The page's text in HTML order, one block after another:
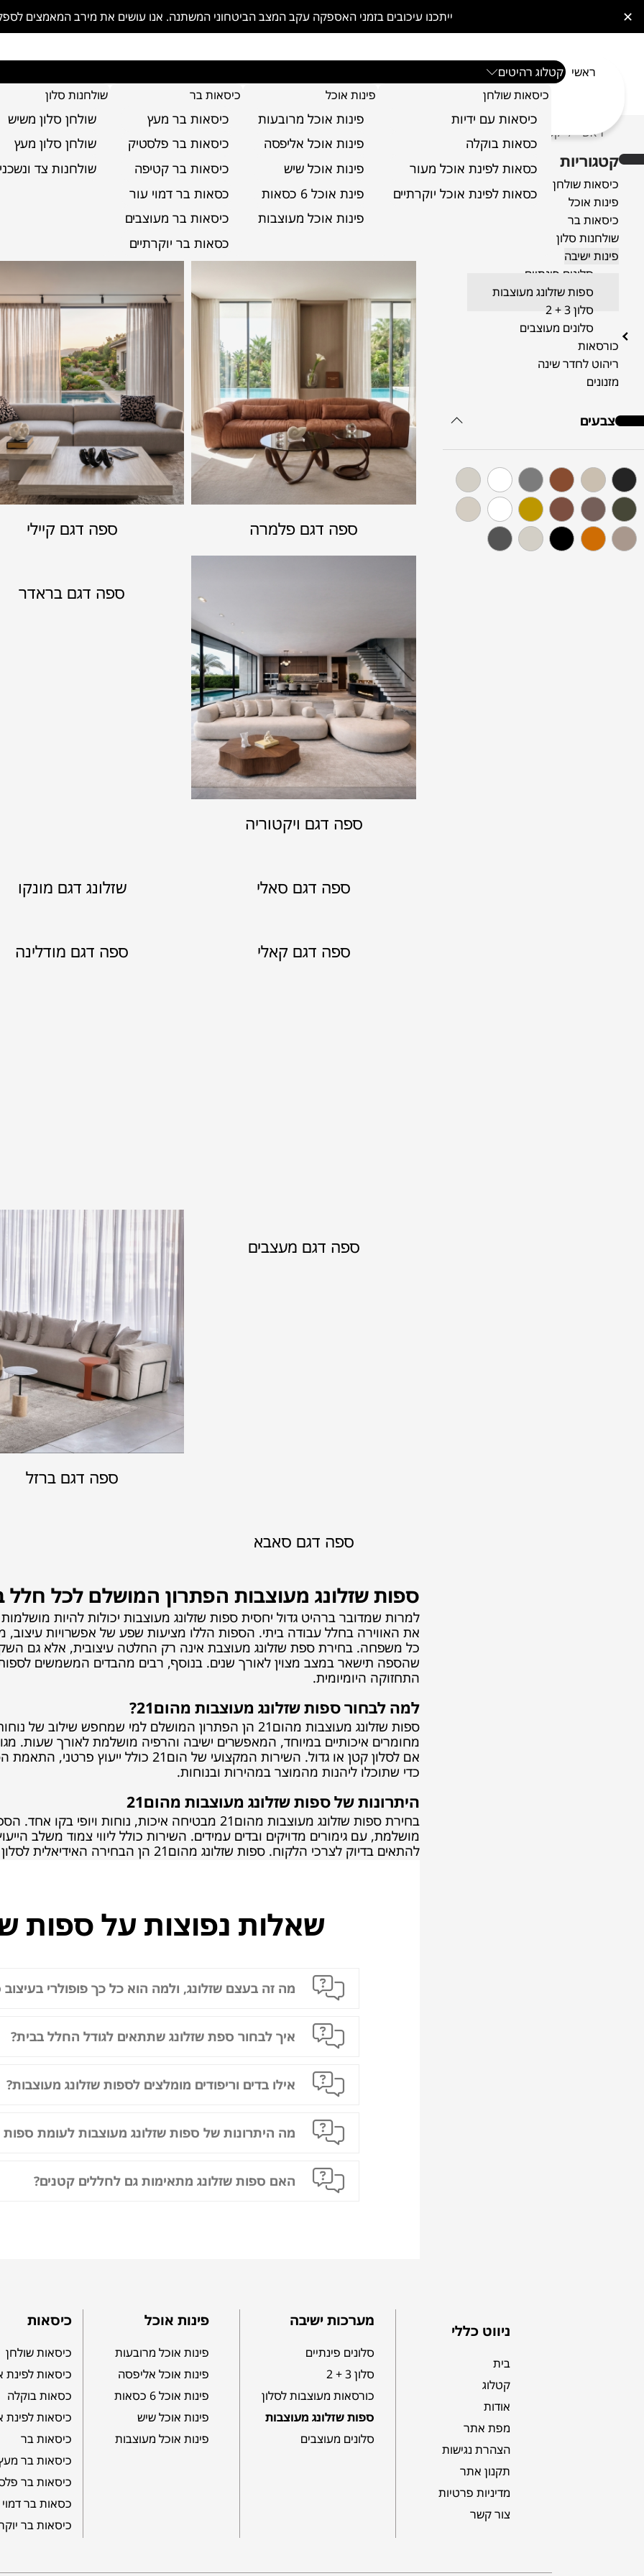
ייתכנו עיכובים בזמני האספקה עקב המצב הביטחוני המשתנה. אנו עושים את מירב המאמצים ✕
ראשי קטלוג רהיטים
כיסאות שולחן
כיסאות עם ידיות
כסאות בוקלה
כסאות לפינת אוכל מעור
כסאות לפינת אוכל יוקרתיים
פינות אוכל
פינות אוכל מרובעות
פינות אוכל אליפסה
פינות אוכל שיש
פינת אוכל 6 כסאות
פינות אוכל מעוצבות
כיסאות בר
כיסאות בר מעץ
כיסאות בר פלסטיק
כיסאות בר קטיפה
כסאות בר דמוי עור
כיסאות בר מעוצבים
כסאות בר יוקרתיים
שולחנות סלון
שולחן סלון משיש
שולחן סלון מעץ
שולחנות צד
ראשי / קטלוג רהיטים
קטגוריות
כיסאות שולחן
פינות אוכל
כיסאות בר
שולחנות סלון
פינות ישיבה
סלונים פינתיים
ספות שזלונג מעוצבות
סלון 3 + 2
סלונים מעוצבים
כורסאות
ריהוט לחדר שינה
מזנונים
צבעים
ספות שזלונג מעוצבות
ספות שזלונג מעוצבות משלבות בין נוחות מרבית לעיצוב מתוחכם. הן
להירגע בסוף יום עמוס. עם מגוון רחב של אפשרויות עיצוב והתאמה אישית,
ספה דגם פלמרה ספה דגם קיילי
ספה דגם ויקטוריה
ספה דגם בראדר
ספה דגם סאלי שזלונג דגם מונקו
ספה דגם קאלי ספה דגם מודלינה
ספה דגם מעצבים
ספה דגם ברזל
ספה דגם סאבא
ספות שזלונג מעוצבות הפתרון המושלם לכל חלל
למרות שמדובר ברהיט גדול יחסית ספות שזלונג מעוצבות יכולות להיות מושלמות
את האווירה בחלל עבודה ביתי. הספות הללו מציעות שפע של אפשרויות
כל משפחה. בחירת ספת שזלונג מעוצבת אינה רק החלטה עיצובית, אלא גם
שהספה תישאר במצב מצוין לאורך שנים. בנוסף, רבים מהבדים המשמשים
התחזוקה היומיומית.
למה לבחור ספות שזלונג מעוצבות מהום21?
ספות שזלונג מעוצבות מהום21 הן הפתרון המושלם למי
מחומרים איכותיים במיוחד, המאפשרים ישיבה והרפיה מושלמת לאורך שעות.
אם לסלון קטן או גדול. השירות המקצועי של
כדי שתוכלו ליהנות מהמוצר במהירות ובנוחות.
היתרונות של ספות שזלונג מעוצבות מהום21
בחירת ספות שזלונג מעוצבות מהום21 מבטיחה איכות,
מושלמת, עם גימורים מדויקים ובדים עמידים. השירות כולל ליווי צמוד משלב
להתאים בדיוק לצרכי הלקוח. ספות שזלונג מהום21 הן הבחירה האידיאלית לסלון מזמין ונוח שיחמם את הבית.
שאלות נפוצות על ספות
מה זה בעצם שזלונג, ולמה הוא כל כך פופולרי בעיצוב
איך לבחור ספת שזלונג שתתאים לגודל החלל בבית?
אילו בדים וריפודים מומלצים לספות שזלונג מעוצבות?
מה היתרונות של ספות שזלונג מעוצבות לעומת ספות
האם ספות שזלונג מתאימות גם לחללים קטנים?
ניווט כללי
בית
קטלוג
אודות
מפת אתר
הצהרת נגישות
תקנון אתר
מדיניות פרטיות
צור קשר
מערכות ישיבה
סלונים פינתיים
סלון 3 + 2
כורסאות מעוצבות לסלון
ספות שזלונג מעוצבות
סלונים מעוצבים
פינות אוכל
פינות אוכל מרובעות
פינות אוכל אליפסה
פינות אוכל 6 כסאות
פינות אוכל שיש
פינות אוכל מעוצבות
כיסאות
כיסאות שולחן
כיסאות לפינת
כסאות בוקלה
כיסאות לפינת
כיסאות בר
כיסאות בר
כיסאות בר
כסאות בר
כיסאות בר